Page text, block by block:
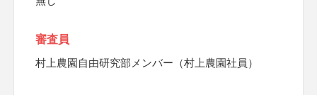
審査員
村上農園自由研究部メンバー（村上農園社員）